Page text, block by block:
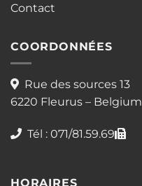
Contact
COORDONNÉES
Rue des sources 13
6220 Fleurus – Belgium
Tél : 071/81.59.69
HORAIRES